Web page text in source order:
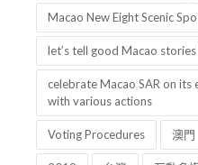
祝賀澳門特區成立二十年
Macao New Eight Scenic
let’s tell good Macao
celebrate Macao SAR on its
with various actions